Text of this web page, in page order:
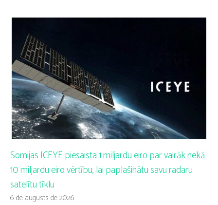
Somijas ICEYE piesaista 1 miljardu eiro par vairāk nekā
10 miljardu eiro vērtību, lai paplašinātu savu radaru
satelītu tīklu
6 de augusts de 2026